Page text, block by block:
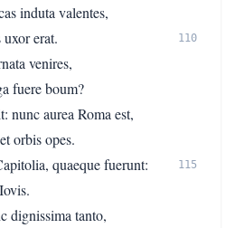
induta valentes,
erat.
110
venires,
fuere boum?
nunc aurea Roma est,
orbis opes.
quaeque fuerunt:
115
dignissima tanto,